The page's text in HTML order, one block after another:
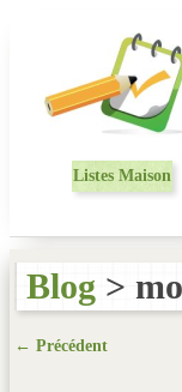
Listes Maison
Blog >
← Précédent